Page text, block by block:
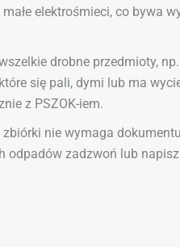
elektrośmieci, co bywa
drobne przedmioty,
się pali, dymi lub ma
z PSZOK-iem.
nie wymaga
odpadów zadzwoń lub